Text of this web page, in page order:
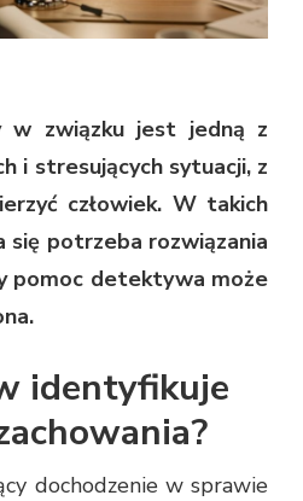
w związku jest jedną z
i stresujących sytuacji, z
człowiek. W takich
się potrzeba rozwiązania
pomoc detektywa może
identyfikuje
dochodzenie w sprawie